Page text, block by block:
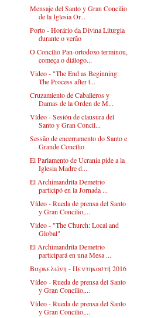
Mensaje del Santo y Gran Concilio
de la Iglesia Or...
Porto - Horário da Divina Liturgia
durante o verão
O Concílio Pan-ortodoxo terminou,
começa o diálogo...
Video - "The End as Beginning:
The Process after t...
Cruzamiento de Caballeros y
Damas de la Orden de M...
Vídeo - Sesión de clausura del
Santo y Gran Concil...
Sessão de encerramento do Santo e
Grande Concílio
El Parlamento de Ucrania pide a la
Iglesia Madre d...
El Archimandrita Demetrio
participó en la Jornada ...
Vídeo - Rueda de prensa del Santo
y Gran Concilio,...
Video - "The Church: Local and
Global"
El Archimandrita Demetrio
participará en una Mesa ...
Βαρκελώνη - Πεντηκοστή 2016
Vídeo - Rueda de prensa del Santo
y Gran Concilio,...
Vídeo - Rueda de prensa del Santo
y Gran Concilio,...